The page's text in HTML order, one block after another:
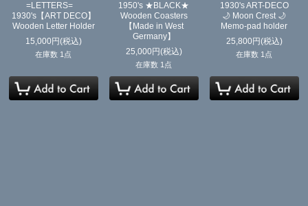
=LETTERS=
1930's【ART DECO】
Wooden Letter Holder
15,000円(税込)
在庫数 1点
1950's ★BLACK★
Wooden Coasters
【Made in West
Germany】
25,000円(税込)
在庫数 1点
1930's ART-DECO
🌙 Moon Crest 🌙
Memo-pad holder
25,800円(税込)
在庫数 1点